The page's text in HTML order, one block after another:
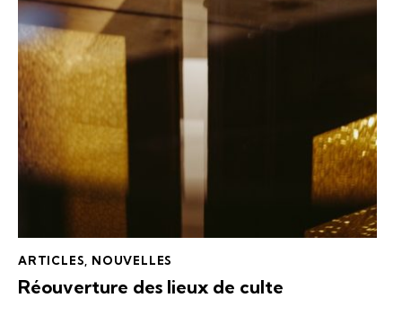
ARTICLES NOUVELLES
Réouverture des lieux de culte